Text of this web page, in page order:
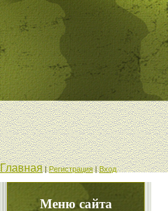
Главная|Регистрация|Вход
Меню сайта